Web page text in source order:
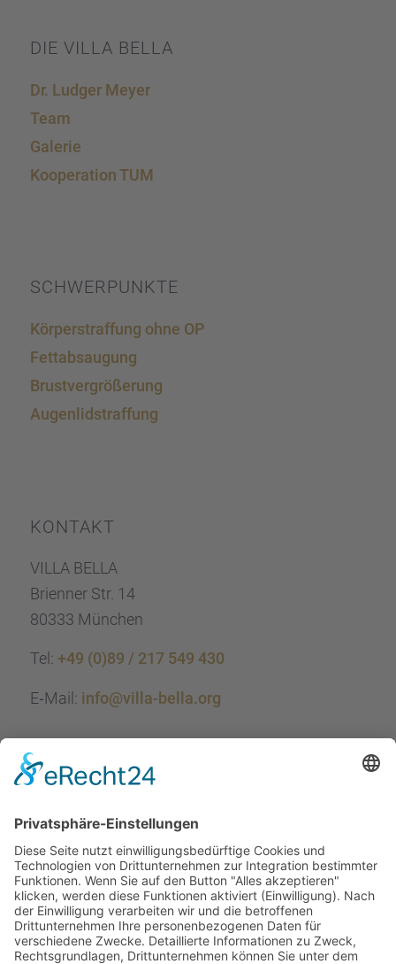
DIE VILLA BELLA
Dr. Ludger Meyer
Team
Galerie
Koope­ra­tion TUM
SCHWER­PUNKTE
Körper­straf­fung ohne OP
Fettab­sau­gung
Brust­ver­grö­ße­rung
Augen­lid­s­traf­fung
KONTAKT
VILLA BELLA
Brien­ner Str. 14
80333 München
Tel: +49 (0)89 / 217 549 430
E‑Mail: info@villa-bella.org
ÖFFNUNGS­ZEI­TEN
Mo-Do: 09:00 — 20:00 Uhr
Fr: 09:00 — 18:00 Uhr
Sa*: 10:00 — 18:00 Uhr
*auf Anfrage 3x im Monat